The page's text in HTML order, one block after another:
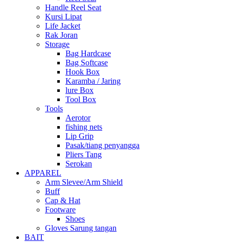
Handle Reel Seat
Kursi Lipat
Life Jacket
Rak Joran
Storage
Bag Hardcase
Bag Softcase
Hook Box
Karamba / Jaring
lure Box
Tool Box
Tools
Aerotor
fishing nets
Lip Grip
Pasak/tiang penyangga
Pliers Tang
Serokan
APPAREL
Arm Slevee/Arm Shield
Buff
Cap & Hat
Footware
Shoes
Gloves Sarung tangan
BAIT